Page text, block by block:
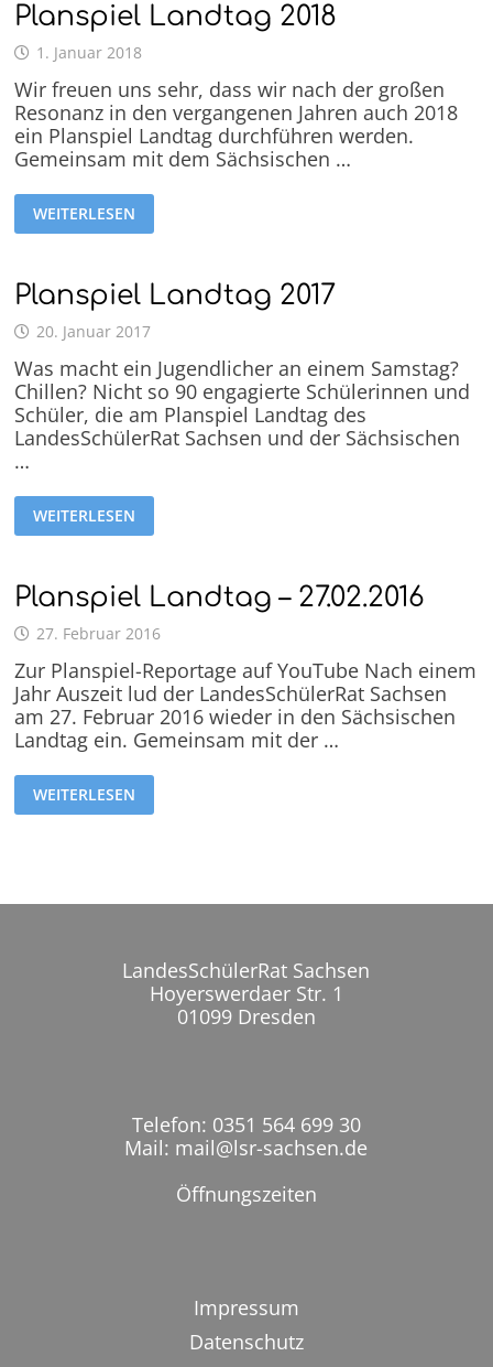
Planspiel Landtag 2018
1. Januar 2018
Wir freuen uns sehr, dass wir nach der großen
Resonanz in den vergangenen Jahren auch 2018
ein Planspiel Landtag durchführen werden.
Gemeinsam mit dem Sächsischen …
WEITERLESEN
Planspiel Landtag 2017
20. Januar 2017
Was macht ein Jugendlicher an einem Samstag?
Chillen? Nicht so 90 engagierte Schülerinnen und
Schüler, die am Planspiel Landtag des
LandesSchülerRat Sachsen und der Sächsischen
…
WEITERLESEN
Planspiel Landtag – 27.02.2016
27. Februar 2016
Zur Planspiel-Reportage auf YouTube Nach einem
Jahr Auszeit lud der LandesSchülerRat Sachsen
am 27. Februar 2016 wieder in den Sächsischen
Landtag ein. Gemeinsam mit der …
WEITERLESEN
LandesSchülerRat Sachsen
Hoyerswerdaer Str. 1
01099 Dresden
Telefon: 0351 564 699 30
Mail: mail@lsr-sachsen.de
Öffnungszeiten
Impressum
Datenschutz